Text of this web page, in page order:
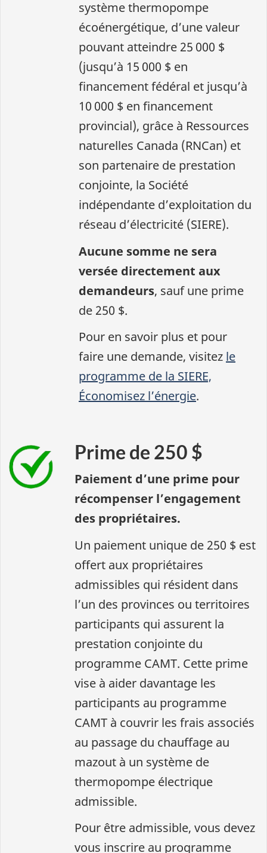
système thermopompe
écoénergétique, d’une valeur
pouvant atteindre 25 000 $
(jusqu’à 15 000 $ en
financement fédéral et jusqu’à
10 000 $ en financement
provincial), grâce à Ressources
naturelles Canada (RNCan) et
son partenaire de prestation
conjointe, la Société
indépendante d’exploitation du
réseau d’électricité (SIERE).
Aucune somme ne sera
versée directement aux
demandeurs, sauf une prime
de 250 $.
Pour en savoir plus et pour
faire une demande, visitez le
programme de la SIERE,
Économisez l’énergie.
Prime de 250 $
Paiement d’une prime pour
récompenser l’engagement
des propriétaires.
Un paiement unique de 250 $ est
offert aux propriétaires
admissibles qui résident dans
l’un des provinces ou territoires
participants qui assurent la
prestation conjointe du
programme CAMT. Cette prime
vise à aider davantage les
participants au programme
CAMT à couvrir les frais associés
au passage du chauffage au
mazout à un système de
thermopompe électrique
admissible.
Pour être admissible, vous devez
vous inscrire au programme